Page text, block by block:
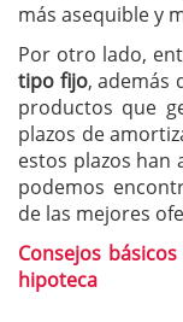
más asequible y
Por otro lado,
tipo fijo, además
productos que
plazos de
estos plazos han
podemos
de las mejores
Consejos
hipoteca